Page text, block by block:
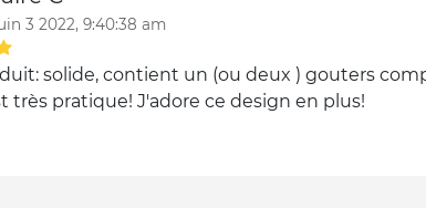
3 2022, 9:40:38 am
solide, contient un (ou deux ) gouters
très pratique! J'adore ce design en plus!